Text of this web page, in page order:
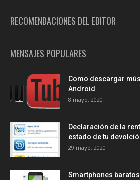
RECOMENDACIONES DEL EDITOR
MENSAJES POPULARES
Como descargar
Android
8 mayo, 2020
Declaración de la
estado de tu
29 mayo, 2020
Smartphones